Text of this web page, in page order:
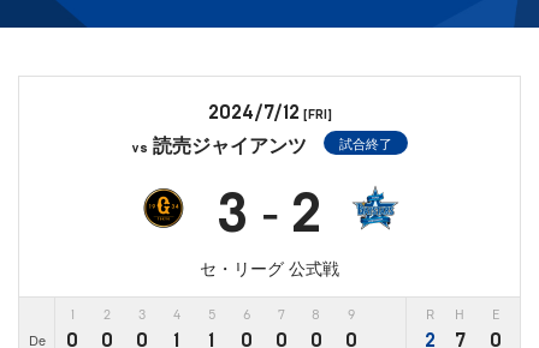
2024/7/12 [FRI]
vs 読売ジャイアンツ 試合終了
3 - 2
セ・リーグ 公式戦
2 3 4 5 6 7 8 9 R H E
De 0 0 0 1 1 0 0 0 0 2 7 0